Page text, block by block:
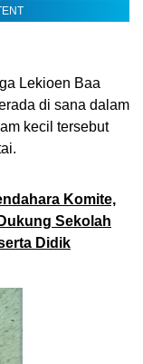
Lekioen Baa
di sana dalam
kecil tersebut
Komite,
Sekolah
Didik